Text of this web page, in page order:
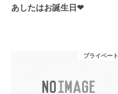
あしたはお誕生日❤︎
プライベート